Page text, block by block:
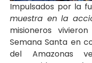
Impulsados por la
muestra en la
misioneros
Semana Santa en
del Amazonas